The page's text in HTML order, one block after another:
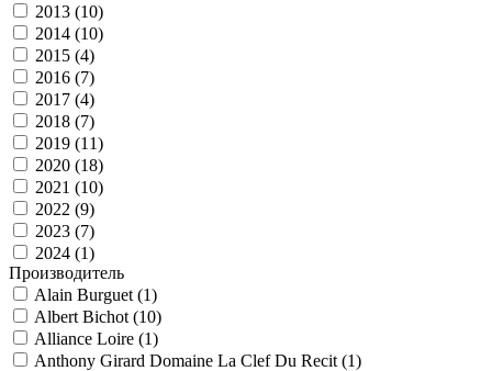
2013 (10)
2014 (10)
2015 (4)
2016 (7)
2017 (4)
2018 (7)
2019 (11)
2020 (18)
2021 (10)
2022 (9)
2023 (7)
2024 (1)
Производитель
Alain Burguet (1)
Albert Bichot (10)
Alliance Loire (1)
Anthony Girard Domaine La Clef Du Recit (1)